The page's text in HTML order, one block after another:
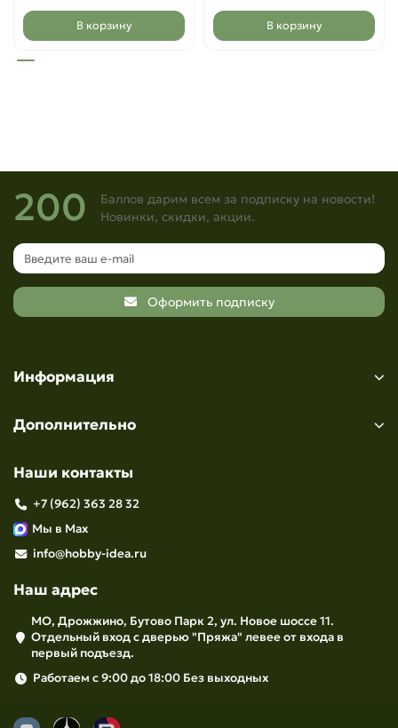
В корзину В корзину
200
Баллов дарим всем за подписку на новости!
Новинки, скидки, акции.
Оформить подписку
Информация
Дополнительно
Наши контакты
+7 (962) 363 28 32
Мы в Max
info@hobby-idea.ru
Наш адрес
МО, Дрожжино, Бутово Парк 2, ул. Новое шоссе 11.
Отдельный вход с дверью "Пряжа" левее от входа в
первый подъезд.
Работаем с 9:00 до 18:00 Без выходных